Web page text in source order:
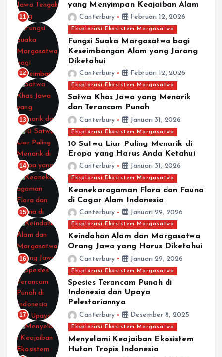
11
yang Menyimpan Keajaiban Alam
Canterbury Februari 12, 2026
12
Eksplorasi Ekosistem Margasatwa
Fungsi Suaka Margasatwa bagi
Keseimbangan Alam yang Jarang
Diketahui
Canterbury Februari 12, 2026
13
Eksplorasi Ekosistem Margasatwa
Satwa Khas Jawa yang Menarik
dan Terancam Punah
Canterbury Januari 31, 2026
14
Eksplorasi Ekosistem Margasatwa
10 Satwa Liar Paling Menarik di
Eropa yang Harus Anda Ketahui
Canterbury Januari 31, 2026
15
Eksplorasi Ekosistem Margasatwa
Keanekaragaman Flora dan Fauna
di Cagar Alam Indonesia
Canterbury Januari 29, 2026
16
Eksplorasi Ekosistem Margasatwa
Keindahan Alam dan Margasatwa
Orang Jawa yang Harus Diketahui
Canterbury Januari 29, 2026
17
Eksplorasi Ekosistem Margasatwa
Spesies Terancam Punah di
Indonesia dan Upaya
Pelestariannya
Canterbury Desember 8, 2025
Eksplorasi Ekosistem Margasatwa
Menyelami Keajaiban Ekosistem
Hutan Tropis Indonesia